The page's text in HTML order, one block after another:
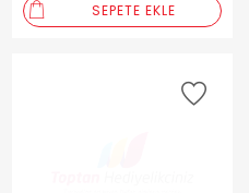
SEPETE EKLE